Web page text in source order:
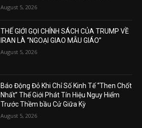
August 5, 2026
THẾ GIỚI GỌI CHÍNH SÁCH CỦA TRUMP VỀ
IRAN LÀ “NGOẠI GIAO MẪU GIÁO”
August 5, 2026
Báo Động Đỏ Khi Chỉ Số Kinh Tế “Then Chốt
Nhất” Thế Giới Phát Tín Hiệu Nguy Hiểm
Trước Thềm bầu Cử Giữa Kỳ
August 5, 2026